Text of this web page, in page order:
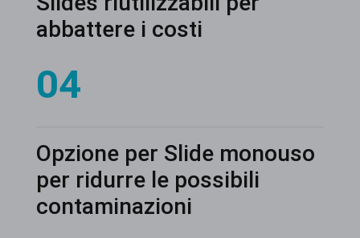
abbattere i costi
04
Opzione per Slide monouso
per ridurre le possibili
contaminazioni